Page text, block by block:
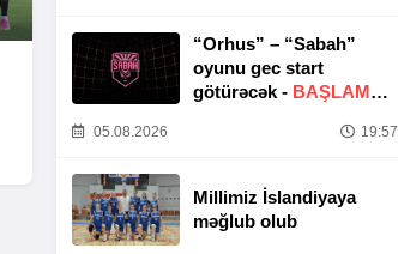
“Orhus” – “Sabah”
oyunu gec start
götürəcək - BAŞLAMA
05.08.2026 19:57
Millimiz İslandiyaya
məğlub olub